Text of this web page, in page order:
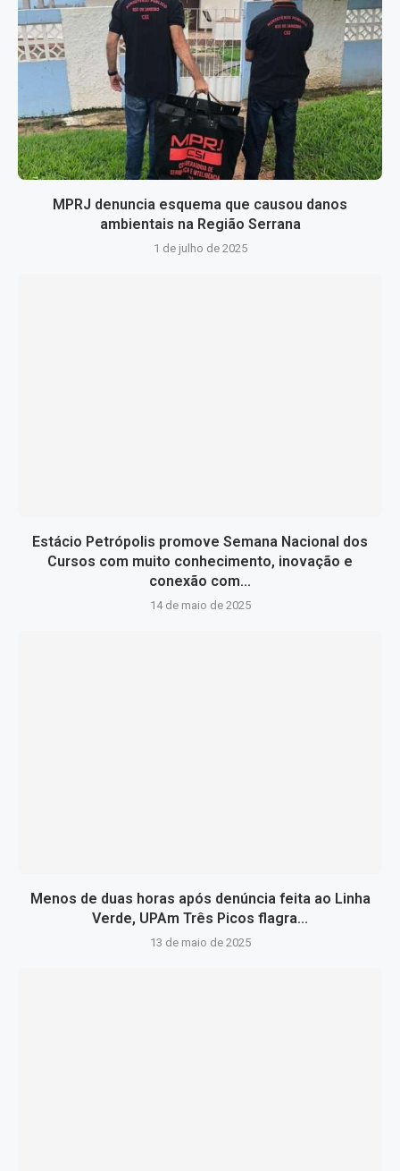
MPRJ denuncia esquema que causou danos
ambientais na Região Serrana
1 de julho de 2025
Estácio Petrópolis promove Semana Nacional dos
Cursos com muito conhecimento, inovação e
conexão com...
14 de maio de 2025
Menos de duas horas após denúncia feita ao Linha
Verde, UPAm Três Picos flagra...
13 de maio de 2025